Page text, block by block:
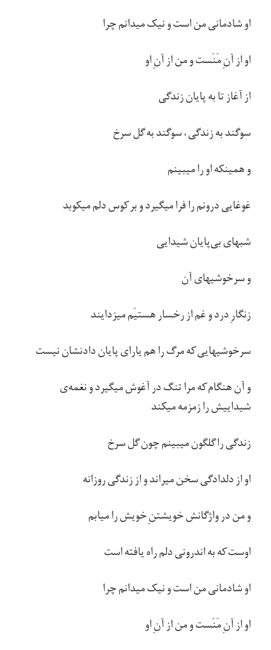
او شادمانی من است و نیک میدانم چرا
او از آنِ مَنَست و من از آنِ او
از آغاز تا به پایان زندگی
سوگند به زندگی، سوگند به گل سرخ
و همینکه او را میبینم
غوغایی درونم را فرا میگیرد و بر کوس دلم میکوبد
شبهای بی‌​پایان شیدایی
و سرخوشیهای آن
زنگارِ درد و غم از رخسار هستیَم میزدایند
سرخوشیهایی که مرگ را هم یارای پایان دادنشان نیست
و آن هنگام که مرا تنگ در آغوش میگیرد و نغمه​‌ی
شیداییش را زمزمه میکند
زندگی را گلگون میبینم چون گل سرخ
او از دلدادگی سخن میراند و از زندگی روزانه
و من در واژگانش خویشتنِ خویش را میابم
اوست که به اندرونی دلم راه یافته است
او شادمانی من است و نیک میدانم چرا
او از آنِ مَنَست و من از آنِ او